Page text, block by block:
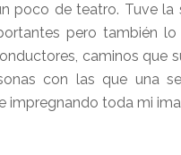
poco de teatro. Tuve
pero también
caminos que
con las que una
impregnando toda mi